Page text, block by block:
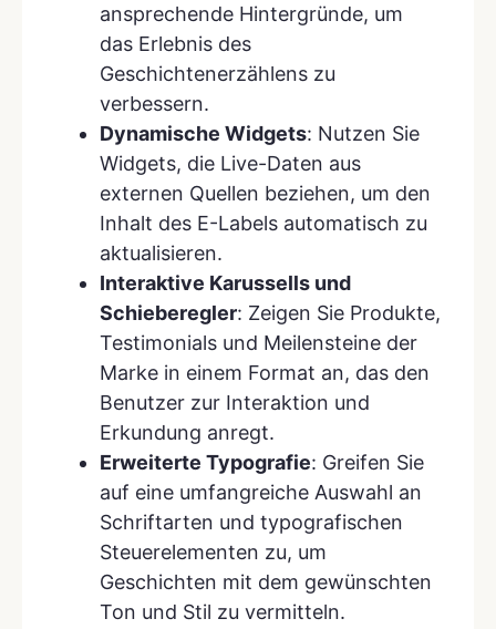
ansprechende Hintergründe, um
das Erlebnis des
Geschichtenerzählens zu
verbessern.
Dynamische Widgets: Nutzen Sie
Widgets, die Live-Daten aus
externen Quellen beziehen, um den
Inhalt des E-Labels automatisch zu
aktualisieren.
Interaktive Karussells und
Schieberegler: Zeigen Sie Produkte,
Testimonials und Meilensteine der
Marke in einem Format an, das den
Benutzer zur Interaktion und
Erkundung anregt.
Erweiterte Typografie: Greifen Sie
auf eine umfangreiche Auswahl an
Schriftarten und typografischen
Steuerelementen zu, um
Geschichten mit dem gewünschten
Ton und Stil zu vermitteln.